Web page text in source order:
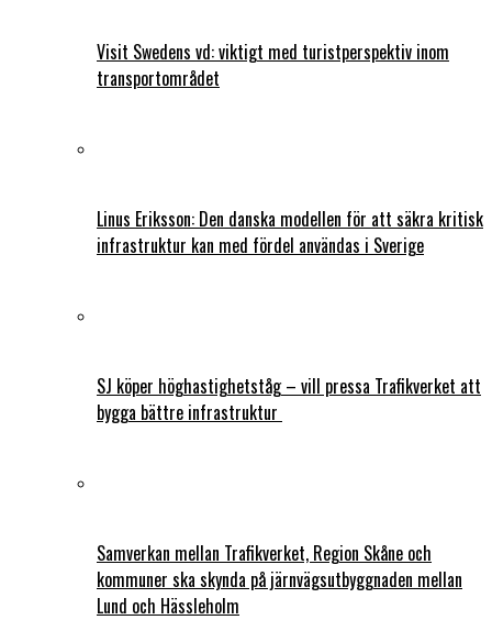
Visit Swedens vd: viktigt med turistperspektiv inom
transportområdet
Linus Eriksson: Den danska modellen för att säkra kritisk
infrastruktur kan med fördel användas i Sverige
SJ köper höghastighetståg – vill pressa Trafikverket att
bygga bättre infrastruktur
Samverkan mellan Trafikverket, Region Skåne och
kommuner ska skynda på järnvägsutbyggnaden mellan
Lund och Hässleholm